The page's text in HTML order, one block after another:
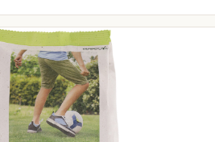
prijs € 61,50